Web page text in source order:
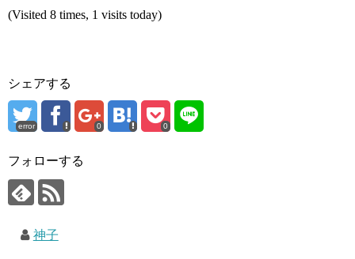
(Visited 8 times, 1 visits today)
シェアする
error 0 0
フォローする
神子